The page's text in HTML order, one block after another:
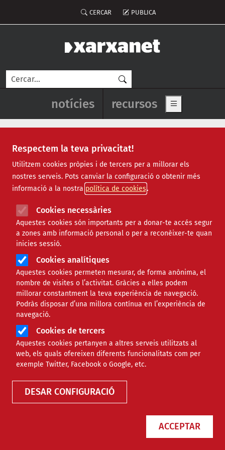
Respectem la teva privacitat!
Utilitzem cookies pròpies i de tercers per a millorar els
nostres serveis. Pots canviar la configuració o obtenir més
informació a la nostra política de cookies
Cookies necessàries
Aquestes cookies són importants per a donar-te accés segur
a zones amb informació personal o per a reconèixer-te quan
inicies sessió.
Cookies analítiques
Aquestes cookies permeten mesurar, de forma anònima, el
nombre de visites o l’activitat. Gràcies a elles podem
millorar constantment la teva experiència de navegació.
Podràs disposar d’una millora contínua en l’experiència de
navegació.
Cookies de tercers
Aquestes cookies pertanyen a altres serveis utilitzats al
web, els quals ofereixen diferents funcionalitats com per
exemple Twitter, Facebook o Google, etc.
DESAR CONFIGURACIÓ
ACCEPTAR
Menú del compte d'usuari
CERCAR PUBLICA
Cerca
Navegació principal de
notícies recursos Show main
Notícies
Totes | Ambiental | Comunitari | Cultural | Social
|
Internacional | Projectes | Jurídic | Tecnològic
Formació
Agenda